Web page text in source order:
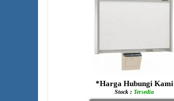
*Harga Hubungi Kami
Stock : Tersedia